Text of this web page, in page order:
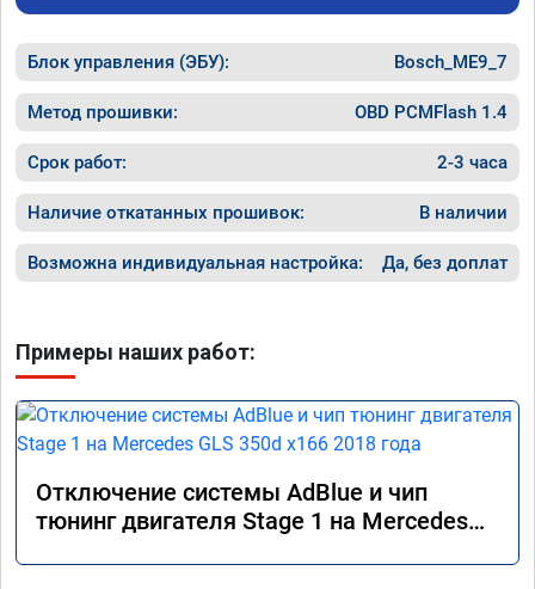
дисконт на стоимость удаленных
Очень рекомендую ребят, знают что делают
и делают это хорошо!
Блок управления (ЭБУ): Bosch_ME9_7
Метод прошивки: OBD PCMFlash 1.4
Срок работ: 2-3 часа
Наличие откатанных прошивок: В наличии
Возможна индивидуальная настройка: Да, без доплат
Примеры наших работ:
Отключение системы AdBlue и чип
тюнинг двигателя Stage 1 на Mercedes